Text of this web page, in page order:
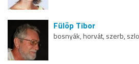
Fülöp Tibor
bosnyák, horvát, szerb,